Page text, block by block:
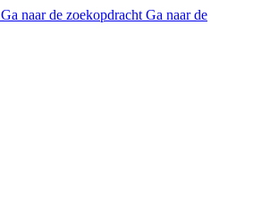
Ga naar de zoekopdracht Ga naar de